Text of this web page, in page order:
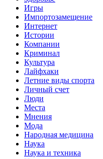
Игры
Импортозамещение
Интернет
Истории
Компании
Криминал
Культура
Лайфхаки
Летние виды спорта
Личный счет
Люди
Места
Мнения
Мода
Народная медицина
Наука
Наука и техника